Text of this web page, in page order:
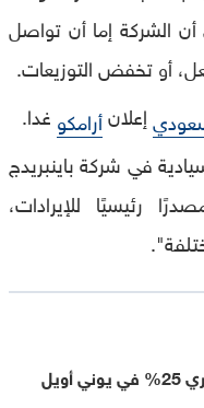
أن الشركة إما أن تواصل
أو تخفض التوزيعات.
إعلانأرامكو غدا.
في شركة باينبريدج
رئيسيًا للإيرادات،
أرامكو السعودية تشتري 25% في يوني أويل